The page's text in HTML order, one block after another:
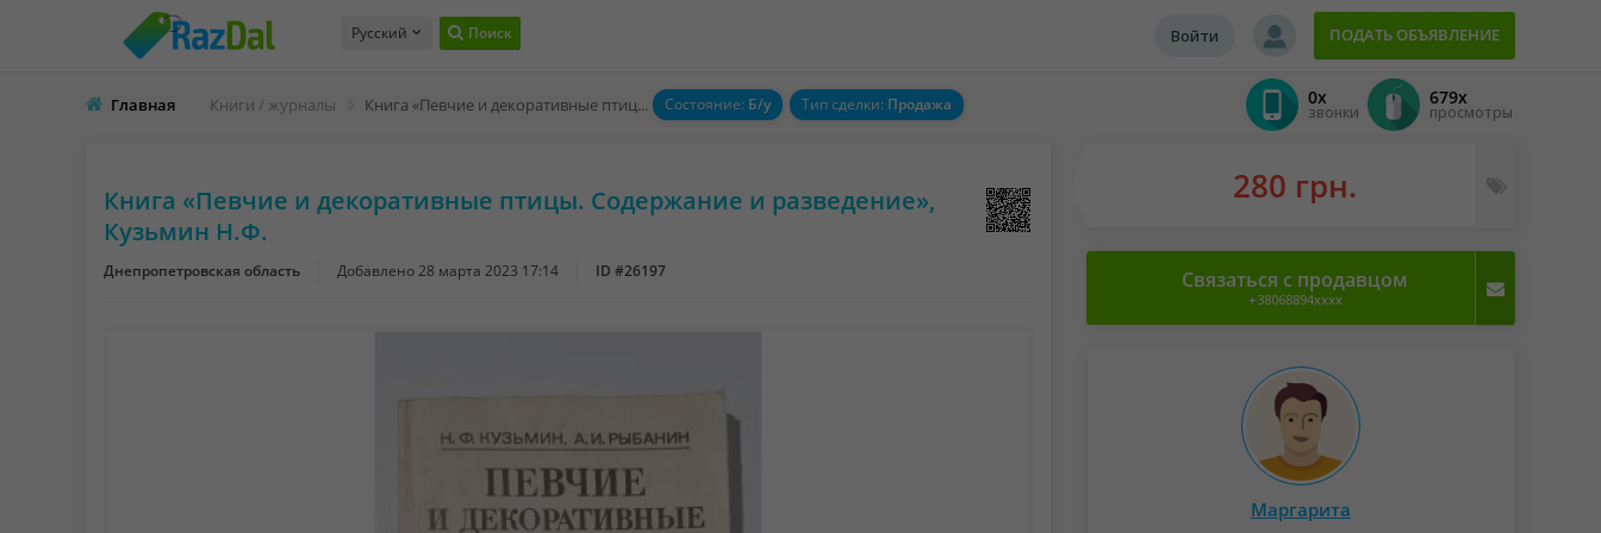
Русский Поиск ПОДАТЬ ОБЪЯВЛЕНИЕ
Войти
Главная Книги / журналы Книга «Певчие и декоративные птицы. Содержание и разведение», Кузьмин Н.Ф. Состояние: Б/у Тип сделки: Продажа 0x
звонки
679x
просмотры
Книга «Певчие и декоративные птицы. Содержание и разведение»,
Кузьмин Н.Ф.
Днепропетровская область Добавлено28 марта 2023 17:14 ID #26197
280 грн.
Связаться с продавцом
+38068894xxxx
Маргарита